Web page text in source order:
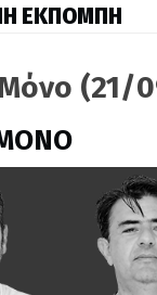
ΕΚΠΟΜΠΗ
(21/